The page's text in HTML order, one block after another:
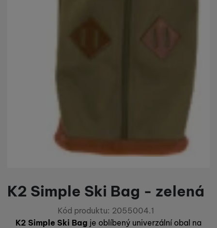
K2 Simple Ski Bag - zelená
Kód produktu: 2055004.1
K2 Simple Ski Bag je oblíbený univerzální obal na